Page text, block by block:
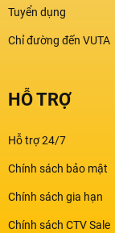
Tuyển dụng
Chỉ đường đến VUTA
HỖ TRỢ
Hỗ trợ 24/7
Chính sách bảo mật
Chính sách gia hạn
Chính sách CTV Sale